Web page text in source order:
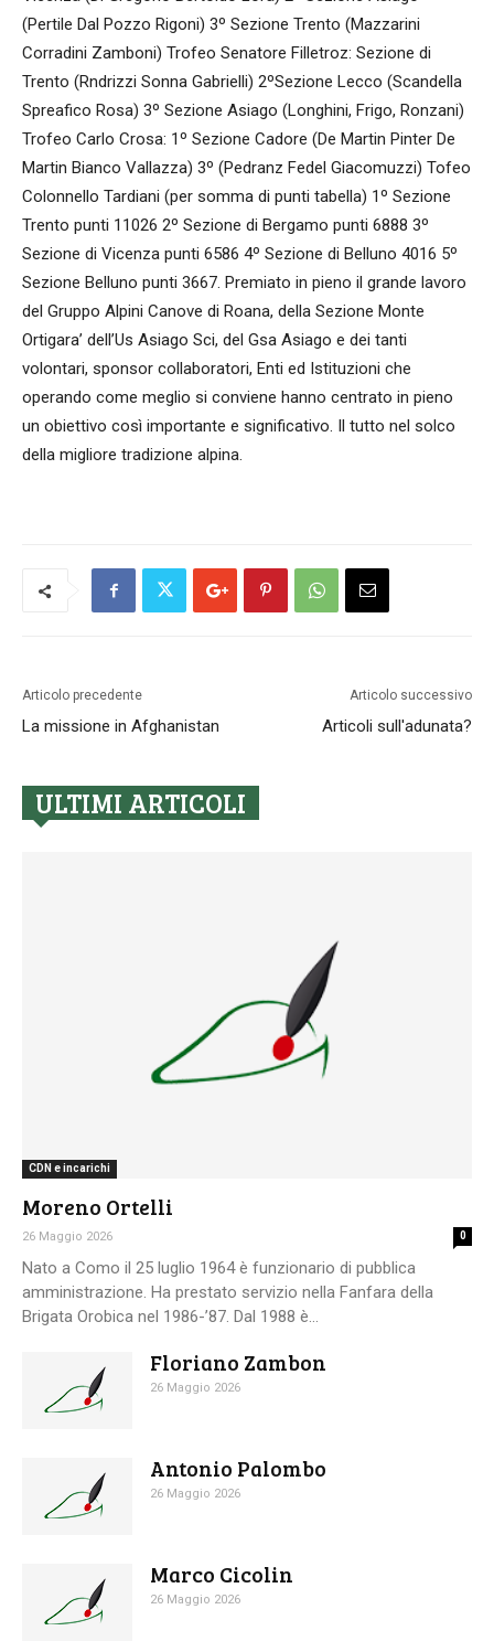
(Pertile Dal Pozzo Rigoni) 3º Sezione Trento (Mazzarini
Corradini Zamboni) Trofeo Senatore Filletroz: Sezione di
Trento (Rndrizzi Sonna Gabrielli) 2ºSezione Lecco (Scandella
Spreafico Rosa) 3º Sezione Asiago (Longhini, Frigo, Ronzani)
Trofeo Carlo Crosa: 1º Sezione Cadore (De Martin Pinter De
Martin Bianco Vallazza) 3º (Pedranz Fedel Giacomuzzi) Tofeo
Colonnello Tardiani (per somma di punti tabella) 1º Sezione
Trento punti 11026 2º Sezione di Bergamo punti 6888 3º
Sezione di Vicenza punti 6586 4º Sezione di Belluno 4016 5º
Sezione Belluno punti 3667. Premiato in pieno il grande lavoro
del Gruppo Alpini Canove di Roana, della Sezione Monte
Ortigara’ dell’Us Asiago Sci, del Gsa Asiago e dei tanti
volontari, sponsor collaboratori, Enti ed Istituzioni che
operando come meglio si conviene hanno centrato in pieno
un obiettivo così importante e significativo. Il tutto nel solco
della migliore tradizione alpina.
Articolo precedente
La missione in Afghanistan
Articolo successivo
Articoli sull'adunata?
ULTIMI ARTICOLI
CDN e incarichi
Moreno Ortelli
26 Maggio 2026 0
Nato a Como il 25 luglio 1964 è funzionario di pubblica
amministrazione. Ha prestato servizio nella Fanfara della
Brigata Orobica nel 1986-’87. Dal 1988 è...
Floriano Zambon
26 Maggio 2026
Antonio Palombo
26 Maggio 2026
Marco Cicolin
26 Maggio 2026